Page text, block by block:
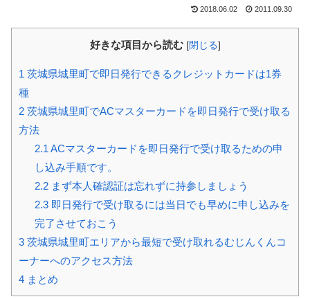
2018.06.02 2011.09.30
好きな項目から読む [閉じる]
1 茨城県城里町で即日発行できるクレジットカードは1券
種
2 茨城県城里町でACマスターカードを即日発行で受け取る
方法
2.1ACマスターカードを即日発行で受け取るための申
し込み手順です。
2.2まず本人確認証は忘れずに持参しましょう
2.3即日発行で受け取るには当日でも早めに申し込みを
完了させておこう
3 茨城県城里町エリアから最短で受け取れるむじんくんコ
ーナーへのアクセス方法
4 まとめ